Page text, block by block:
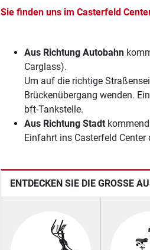
Sie finden uns im Casterfeld
Aus Richtung Autobahn
Carglass).
Um auf die richtige
Brückenübergang wenden.
bft-Tankstelle.
Aus Richtung Stadtkommend
Einfahrt ins Casterfeld
ENTDECKEN SIE DIE GROSSE